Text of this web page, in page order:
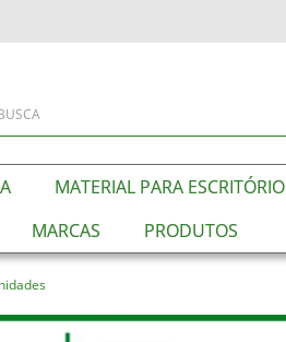
MATERIAL PARA ESCRITÓRIO
MARCAS PRODUTOS